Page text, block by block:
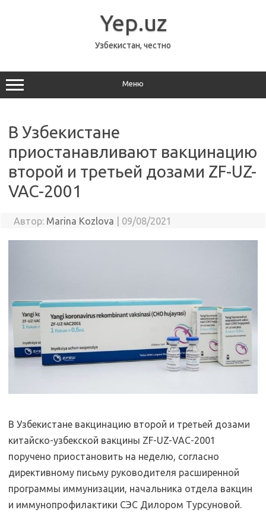
Yep.uz
Узбекистан, честно
Меню
В Узбекистане
приостанавливают вакцинацию
второй и третьей дозами ZF-UZ-
VAC-2001
Автор: Marina Kozlova 09/08/2021
В Узбекистане вакцинацию второй и третьей дозами
китайско-узбекской вакцины ZF-UZ-VAC-2001
поручено приостановить на неделю, согласно
директивному письму руководителя расширенной
программы иммунизации, начальника отдела вакцин
и иммунопрофилактики СЭС Дилором Турсуновой.